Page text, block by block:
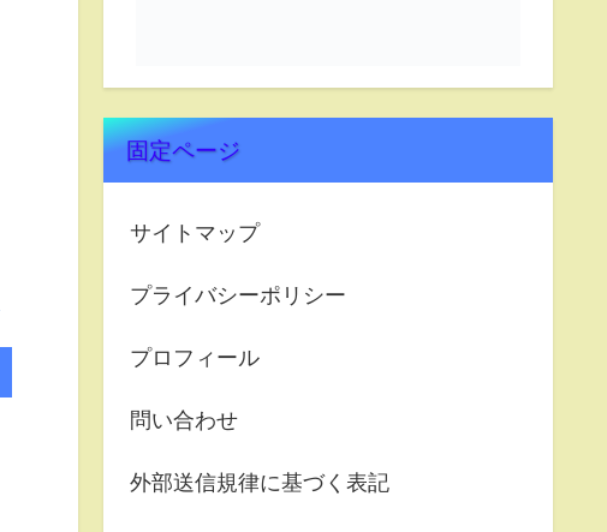
固定ページ
サイトマップ
プライバシーポリシー
プロフィール
問い合わせ
外部送信規律に基づく表記